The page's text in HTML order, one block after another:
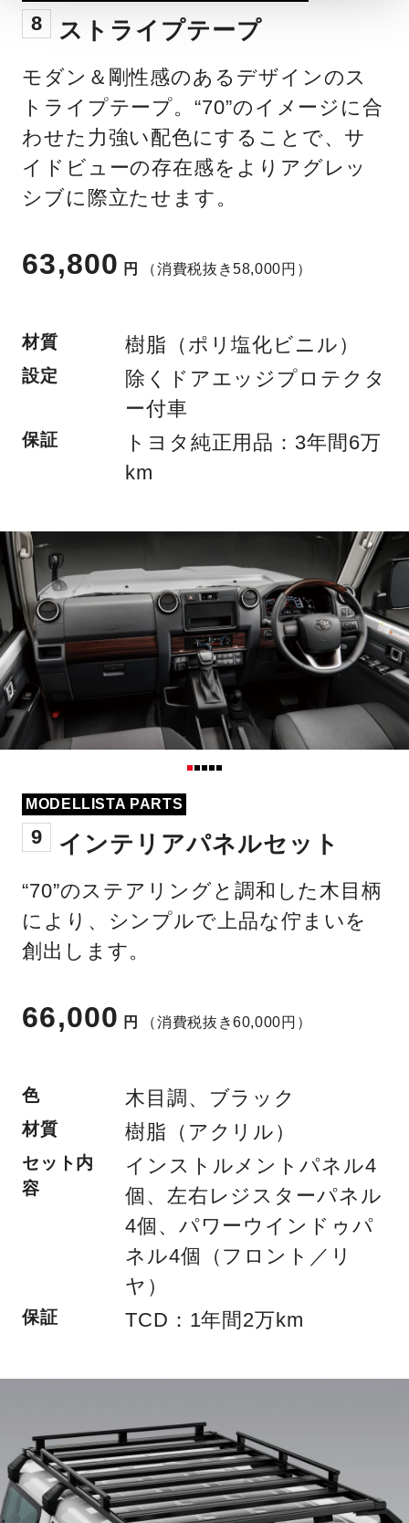
8 ストライプテープ
モダン＆剛性感のあるデザインのス
トライプテープ。“70”のイメージに合
わせた力強い配色にすることで、サ
イドビューの存在感をよりアグレッ
シブに際立たせます。
63,800 円 （消費税抜き58,000円）
材質 樹脂（ポリ塩化ビニル）
設定
除くドアエッジプロテクタ
ー付車
保証
トヨタ純正用品：3年間6万
km
MODELLISTA PARTS
9 インテリアパネルセット
“70”のステアリングと調和した木目柄
により、シンプルで上品な佇まいを
創出します。
66,000 円 （消費税抜き60,000円）
色 木目調、ブラック
材質 樹脂（アクリル）
セット内
容
インストルメントパネル4
個、左右レジスターパネル
4個、パワーウインドゥパ
ネル4個（フロント／リ
ヤ）
保証 TCD：1年間2万km